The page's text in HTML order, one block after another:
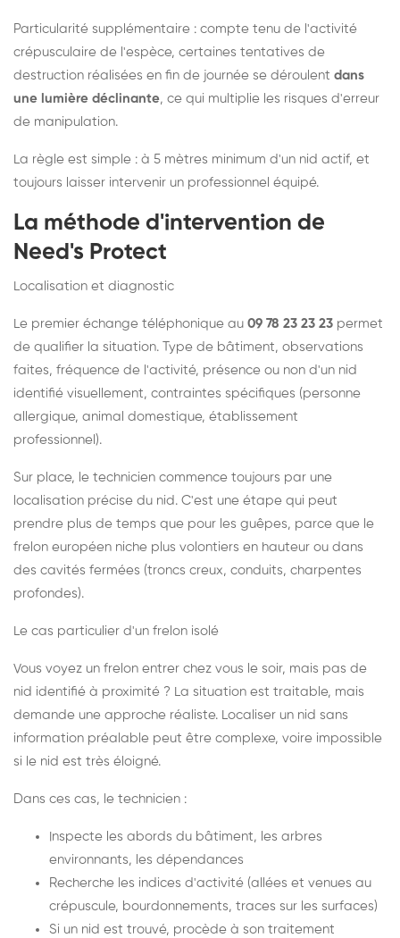
Particularité supplémentaire : compte tenu de l'activité
crépusculaire de l'espèce, certaines tentatives de
destruction réalisées en fin de journée se déroulent dans
une lumière déclinante, ce qui multiplie les risques d'erreur
de manipulation.
La règle est simple : à 5 mètres minimum d'un nid actif, et
toujours laisser intervenir un professionnel équipé.
La méthode d'intervention de
Need's Protect
Localisation et diagnostic
Le premier échange téléphonique au 09 78 23 23 23 permet
de qualifier la situation. Type de bâtiment, observations
faites, fréquence de l'activité, présence ou non d'un nid
identifié visuellement, contraintes spécifiques (personne
allergique, animal domestique, établissement
professionnel).
Sur place, le technicien commence toujours par une
localisation précise du nid. C'est une étape qui peut
prendre plus de temps que pour les guêpes, parce que le
frelon européen niche plus volontiers en hauteur ou dans
des cavités fermées (troncs creux, conduits, charpentes
profondes).
Le cas particulier d'un frelon isolé
Vous voyez un frelon entrer chez vous le soir, mais pas de
nid identifié à proximité ? La situation est traitable, mais
demande une approche réaliste. Localiser un nid sans
information préalable peut être complexe, voire impossible
si le nid est très éloigné.
Dans ces cas, le technicien :
Inspecte les abords du bâtiment, les arbres
environnants, les dépendances
Recherche les indices d'activité (allées et venues au
crépuscule, bourdonnements, traces sur les surfaces)
Si un nid est trouvé, procède à son traitement